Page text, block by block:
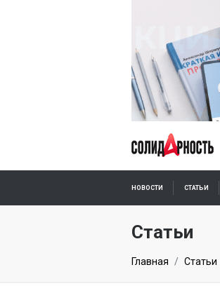
НОВОСТИ СТАТЬИ
Статьи
Главная Статьи